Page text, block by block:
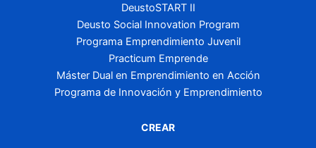
DeustoSTART II
Deusto Social Innovation Program
Programa Emprendimiento Juvenil
Practicum Emprende
Máster Dual en Emprendimiento en Acción
Programa de Innovación y Emprendimiento
CREAR